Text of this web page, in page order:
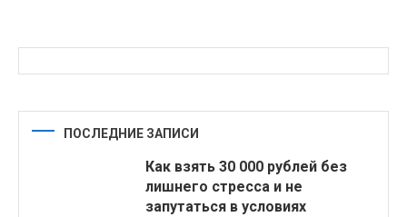
ПОСЛЕДНИЕ ЗАПИСИ
Как взять 30 000 рублей без
лишнего стресса и не
запутаться в условиях